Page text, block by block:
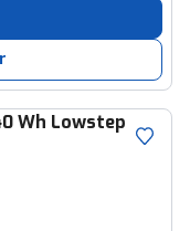
Wh Lowstep